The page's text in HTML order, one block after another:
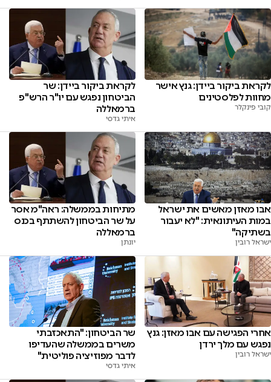
לקראת ביקור ביידן: גנץ אישר
מחוות לפלסטינים
קובי פינקלר
לקראת ביקור ביידן: שר
הביטחון נפגש עם יו"ר הרש"פ
ברמאללה
איתי גדסי
אבו מאזן מאשים את ישראל
במות העיתונאית: "לא יעבור
בשתיקה"
ישראל רובין
מתיחות בממשלה: ראה"מ אסר
על שר הביטחון להשתתף בכנס
ברמאללה
יונתן
אחרי הפגישה עם אבו מאזן: גנץ
נפגש עם מלך ירדן
ישראל רובין
שר הביטחון: "התאכזבתי
משרים בממשלה שהעדיפו
לדבר מפוזיציה פוליטית"
איתי גדסי